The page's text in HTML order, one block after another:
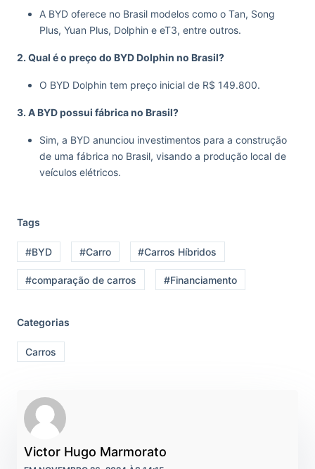
A BYD oferece no Brasil modelos como o Tan, Song
Plus, Yuan Plus, Dolphin e eT3, entre outros.
2. Qual é o preço do BYD Dolphin no Brasil?
O BYD Dolphin tem preço inicial de R$ 149.800.
3. A BYD possui fábrica no Brasil?
Sim, a BYD anunciou investimentos para a construção
de uma fábrica no Brasil, visando a produção local de
veículos elétricos.
Tags
#BYD #Carro #Carros Híbridos
#comparação de carros #Financiamento
Categorias
Carros
Victor Hugo Marmorato